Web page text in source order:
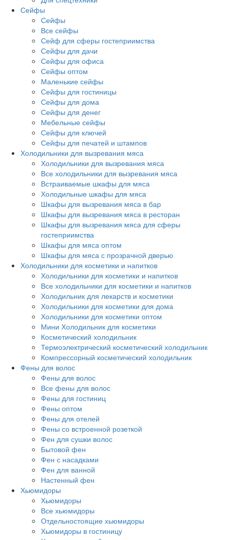
Сейфы
Сейфы
Все сейфы
Сейф для сферы гостеприимства
Сейфы для дачи
Сейфы для офиса
Сейфы оптом
Маленькие сейфы
Сейфы для гостиницы
Сейфы для дома
Сейфы для денег
Мебельные сейфы
Сейфы для ключей
Сейфы для печатей и штампов
Холодильники для вызревания мяса
Холодильники для вызревания мяса
Все холодильники для вызревания мяса
Встраиваемые шкафы для мяса
Холодильные шкафы для мяса
Шкафы для вызревания мяса в бар
Шкафы для вызревания мяса в ресторан
Шкафы для вызревания мяса для сферы
гостеприимства
Шкафы для мяса оптом
Шкафы для мяса с прозрачной дверью
Холодильники для косметики и напитков
Холодильники для косметики и напитков
Все холодильники для косметики и напитков
Холодильник для лекарств и косметики
Холодильники для косметики для дома
Холодильники для косметики оптом
Мини Холодильник для косметики
Косметический холодильник
Термоэлектрический косметический холодильник
Компрессорный косметический холодильник
Фены для волос
Фены для волос
Все фены для волос
Фены для гостиниц
Фены оптом
Фены для отелей
Фены со встроенной розеткой
Фен для сушки волос
Бытовой фен
Фен с насадками
Фен для ванной
Настенный фен
Хьюмидоры
Хьюмидоры
Все хьюмидоры
Отдельностоящие хьюмидоры
Хьюмидоры в гостиницу